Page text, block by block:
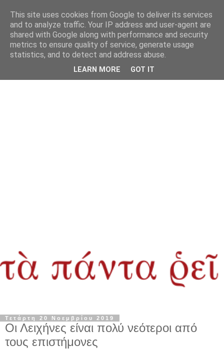
Τετάρτη 20 Νοεμβρίου 2019
Οι Λειχήνες είναι πολύ νεότεροι από
τους επιστήμονες
This site uses cookies from Google to deliver its services
and to analyze traffic. Your IP address and user-agent are
shared with Google along with performance and security
metrics to ensure quality of service, generate usage
statistics, and to detect and address abuse.
LEARN MORE GOT IT